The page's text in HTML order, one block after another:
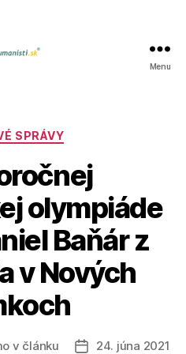
Menu
Kategórie
SPRÁVY
olympiáde
Baňár z
v Nových
v článku Dátum
24. júna 2021